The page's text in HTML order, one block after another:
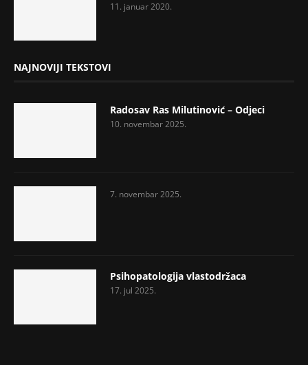
11. januar 2020.
NAJNOVIJI TEKSTOVI
Radosav Ras Milutinović – Odjeci
10. novembar 2025.
7. novembar 2025.
Psihopatologija vlastodržaca
17. jul 2025.